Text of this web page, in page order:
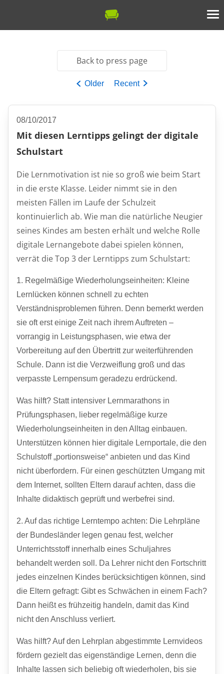
Back to press page
Older Recent
08/10/2017
Mit diesen Lerntipps gelingt der digitale
Schulstart
Die Lernmotivation ist nie so groß wie beim Start
in die erste Klasse. Leider nimmt sie in den
meisten Fällen im Laufe der Schulzeit
kontinuierlich ab. Wie man die natürliche Neugier
seines Kindes am besten erhält und welche Rolle
digitale Lernangebote dabei spielen können,
verrät die Top 3 der Lerntipps zum Schulstart:
1. Regelmäßige Wiederholungseinheiten: Kleine
Lernlücken können schnell zu echten
Verständnisproblemen führen. Denn bemerkt werden
sie oft erst einige Zeit nach ihrem Auftreten –
vorrangig in Leistungsphasen, wie etwa der
Vorbereitung auf den Übertritt zur weiterführenden
Schule. Dann ist die Verzweiflung groß und das
verpasste Lernpensum geradezu erdrückend.
Was hilft? Statt intensiver Lernmarathons in
Prüfungsphasen, lieber regelmäßige kurze
Wiederholungseinheiten in den Alltag einbauen.
Unterstützen können hier digitale Lernportale, die den
Schulstoff „portionsweise“ anbieten und das Kind
nicht überfordern. Für einen geschützten Umgang mit
dem Internet, sollten Eltern darauf achten, dass die
Inhalte didaktisch geprüft und werbefrei sind.
2. Auf das richtige Lerntempo achten: Die Lehrpläne
der Bundesländer legen genau fest, welcher
Unterrichtsstoff innerhalb eines Schuljahres
behandelt werden soll. Da Lehrer nicht den Fortschritt
jedes einzelnen Kindes berücksichtigen können, sind
die Eltern gefragt: Gibt es Schwächen in einem Fach?
Dann heißt es frühzeitig handeln, damit das Kind
nicht den Anschluss verliert.
Was hilft? Auf den Lehrplan abgestimmte Lernvideos
fördern gezielt das eigenständige Lernen, denn die
Inhalte lassen sich beliebig oft wiederholen, bis sie